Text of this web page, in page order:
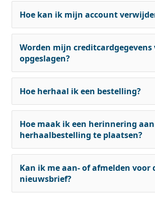
Hoe kan ik mijn account
Worden mijn creditcardgegevens
opgeslagen?
Hoe herhaal ik een bestelling?
Hoe maak ik een herinnering
herhaalbestelling te plaatsen?
Kan ik me aan- of afmelden voor
nieuwsbrief?